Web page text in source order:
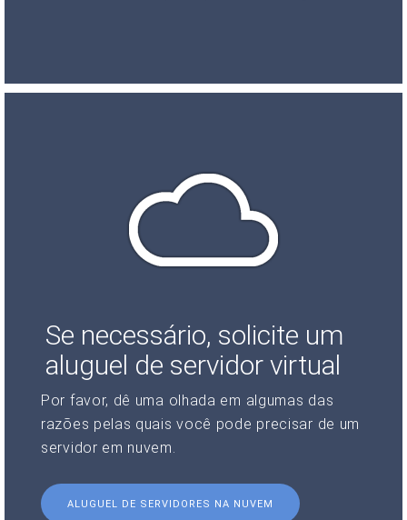
Se necessário, solicite um
aluguel de servidor virtual
Por favor, dê uma olhada em algumas das
razões pelas quais você pode precisar de um
servidor em nuvem.
ALUGUEL DE SERVIDORES NA NUVEM